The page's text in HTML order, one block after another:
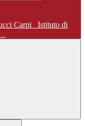
Istituto di